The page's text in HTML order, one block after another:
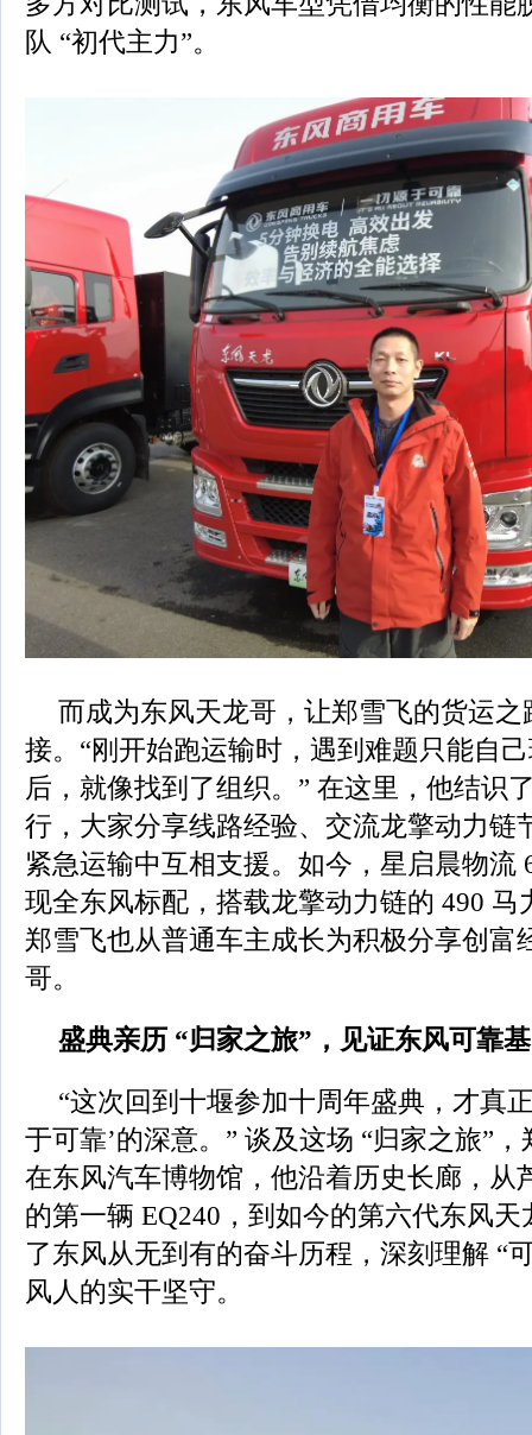
队 “初代主力”。
而成为东风天龙哥，让郑雪飞的货运
接。“刚开始跑运输时，遇到难题只能自
后，就像找到了组织。” 在这里，他结识
行，大家分享线路经验、交流龙擎动力链
紧急运输中互相支援。如今，星启晨物流
现全东风标配，搭载龙擎动力链的 490 马
郑雪飞也从普通车主成长为积极分享创富
哥。
盛典亲历 “归家之旅”，见证东风可靠
“这次回到十堰参加十周年盛典，才真
于可靠’的深意。” 谈及这场 “归家之旅”
在东风汽车博物馆，他沿着历史长廊，从
的第一辆 EQ240，到如今的第六代东风
了东风从无到有的奋斗历程，深刻理解 “
风人的实干坚守。